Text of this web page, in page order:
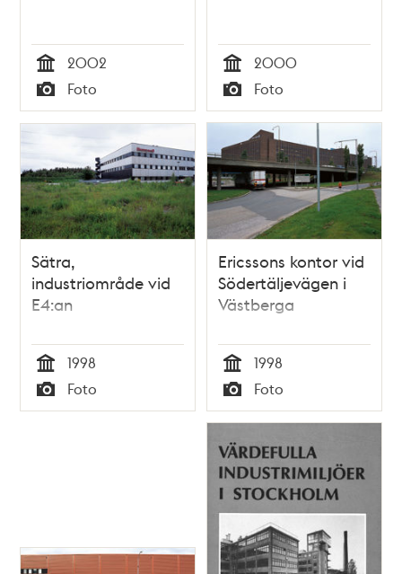
Tid
2002
Typ
Foto Tid
2000
Typ
Foto
Sätra,
industriområde vid
E4:an
Tid
1998
Typ
Foto
Ericssons kontor vid
Södertäljevägen i
Västberga
Tid
1998
Typ
Foto